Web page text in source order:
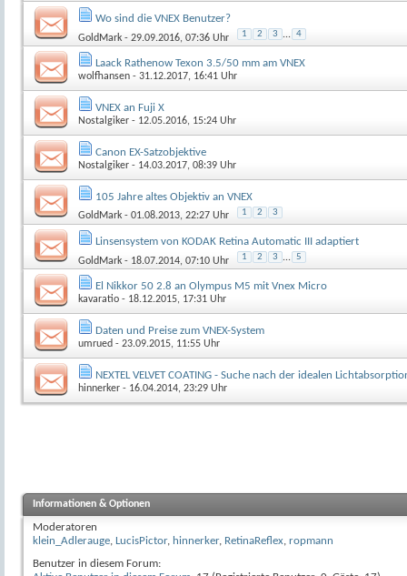
Wo sind die VNEX Benutzer?
GoldMark - 29.09.2016, 07:36 Uhr 1 2 3 ... 4
Laack Rathenow Texon 3.5/50 mm am VNEX
wolfhansen - 31.12.2017, 16:41 Uhr
VNEX an Fuji X
Nostalgiker - 12.05.2016, 15:24 Uhr
Canon EX-Satzobjektive
Nostalgiker - 14.03.2017, 08:39 Uhr
105 Jahre altes Objektiv an VNEX
GoldMark - 01.08.2013, 22:27 Uhr 1 2 3
Linsensystem von KODAK Retina Automatic III adaptiert
GoldMark - 18.07.2014, 07:10 Uhr 1 2 3 ... 5
El Nikkor 50 2.8 an Olympus M5 mit Vnex Micro
kavaratio - 18.12.2015, 17:31 Uhr
Daten und Preise zum VNEX-System
umrued - 23.09.2015, 11:55 Uhr
NEXTEL VELVET COATING - Suche nach der idealen
hinnerker - 16.04.2014, 23:29 Uhr
Informationen & Optionen
Moderatoren
klein_Adlerauge, LucisPictor, hinnerker, RetinaReflex, ropmann
Benutzer in diesem Forum: